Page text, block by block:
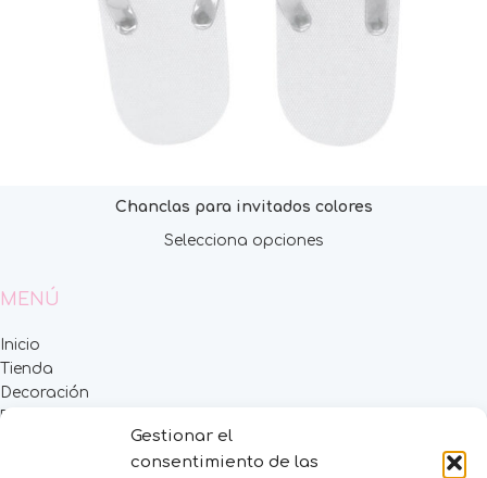
Gestionar el
consentimiento de las
Chanclas para invitados colores
Selecciona opciones
MENÚ
Inicio
Tienda
Decoración
FAQS